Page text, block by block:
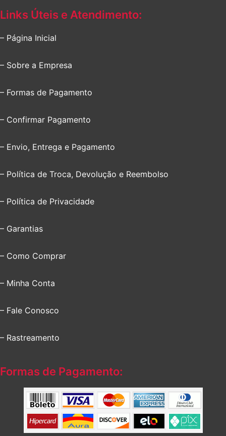
Links Úteis e Atendimento:
– Página Inicial
– Sobre a Empresa
– Formas de Pagamento
– Confirmar Pagamento
– Envio, Entrega e Pagamento
– Política de Troca, Devolução e Reembolso
– Política de Privacidade
– Garantias
– Como Comprar
– Minha Conta
– Fale Conosco
– Rastreamento
Formas de Pagamento: